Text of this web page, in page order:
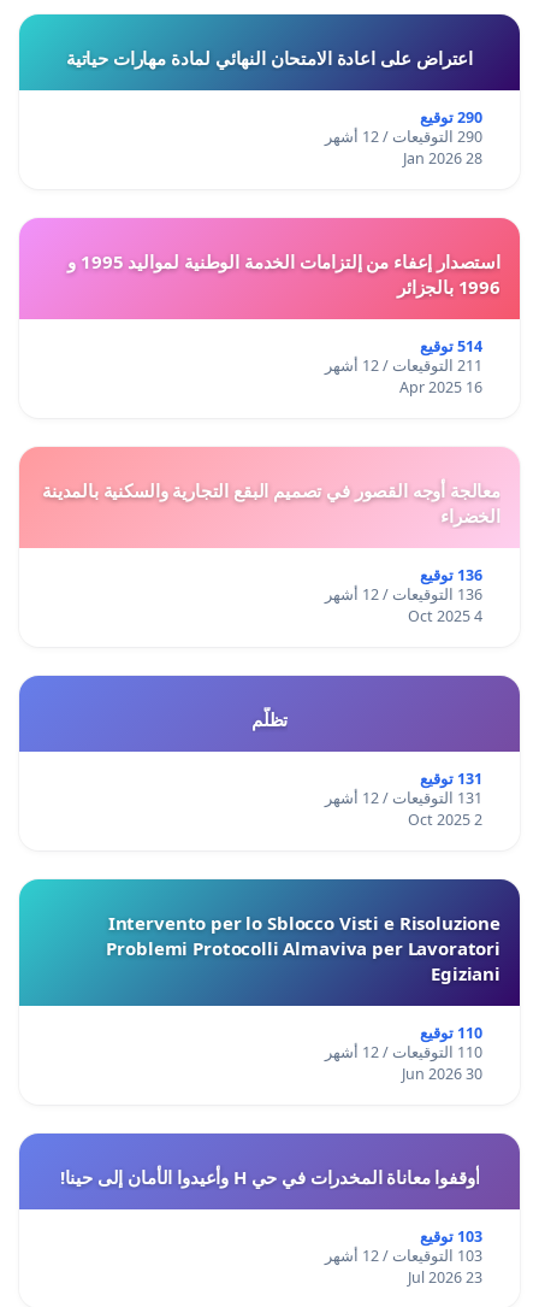
اعتراض على اعادة الامتحان النهائي لمادة مهارات حياتية
290 توقيع
290 التوقيعات / 12 أشهر
28 Jan 2026
استصدار إعفاء من إلتزامات الخدمة الوطنية لمواليد 1995 و
1996 بالجزائر
514 توقيع
211 التوقيعات / 12 أشهر
16 Apr 2025
معالجة أوجه القصور في تصميم البقع التجارية والسكنية بالمدينة
الخضراء
136 توقيع
136 التوقيعات / 12 أشهر
4 Oct 2025
تظلّم
131 توقيع
131 التوقيعات / 12 أشهر
2 Oct 2025
Intervento per lo Sblocco Visti e Risoluzione
Problemi Protocolli Almaviva per Lavoratori
Egiziani
110 توقيع
110 التوقيعات / 12 أشهر
30 Jun 2026
أوقفوا معاناة المخدرات في حي H وأعيدوا الأمان إلى حينا!
103 توقيع
103 التوقيعات / 12 أشهر
23 Jul 2026